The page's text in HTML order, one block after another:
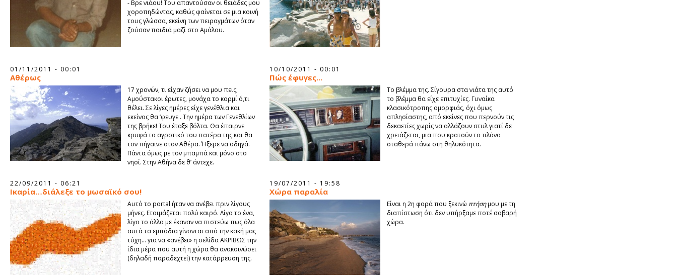
- Βρε νιάου! Του απαντούσαν οι θειάδες μου
χοροπηδώντας, καθώς φαίνεται σε μια κοινή
τους γλώσσα, εκείνη των πειραγμάτων όταν
ζούσαν παιδιά μαζί στο Αμάλου.
01/11/2011 - 00:01
Αθέρως
17 χρονών, τι είχαν ζήσει να μου πεις;
Αμούστακοι έρωτες, μονάχα το κορμί ό,τι
θέλει. Σε λίγες ημέρες είχε γενέθλια και
εκείνος θα ‘φευγε . Την ημέρα των Γενεθλίων
της βρήκε! Του έταξε βόλτα. Θα έπαιρνε
κρυφά το αγροτικό του πατέρα της και θα
τον πήγαινε στον Αθέρα. Ήξερε να οδηγά.
Πάντα όμως με τον μπαμπά και μόνο στο
νησί. Στην Αθήνα δε θ’ άντεχε.
10/10/2011 - 00:01
Πώς έφυγες...
Το βλέμμα της. Σίγουρα στα νιάτα της αυτό
το βλέμμα θα είχε επιτυχίες. Γυναίκα
κλασικότροπης ομορφιάς, όχι όμως
απλησίαστης, από εκείνες που περνούν τις
δεκαετίες χωρίς να αλλάζουν στυλ γιατί δε
χρειάζεται, μια που κρατούν το πλάνο
σταθερά πάνω στη θηλυκότητα.
22/09/2011 - 06:21
Ικαρία…διάλεξε το μωσαϊκό σου!
Αυτό το portal ήταν να ανέβει πριν λίγους
μήνες. Ετοιμάζεται πολύ καιρό. Λίγο το ένα,
λίγο το άλλο με έκαναν να πιστεύω πως όλα
αυτά τα εμπόδια γίνονται από την κακή μας
τύχη… για να «ανέβει» η σελίδα ΑΚΡΙΒΩΣ την
ίδια μέρα που αυτή η χώρα θα ανακοινώσει
(δηλαδή παραδεχτεί) την κατάρρευση της.
19/07/2011 - 19:58
Χώρα παραλία
Είναι η 2η φορά που ξεκινώ πτήσημου με τη
διαπίστωση ότι δεν υπήρξαμε ποτέ σοβαρή
χώρα.